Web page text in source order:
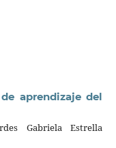
aprendizaje del
Gabriela Estrella